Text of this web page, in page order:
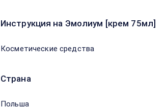
Инструкция на Эмолиум [крем 75мл]
Косметические средства
Страна
Польша